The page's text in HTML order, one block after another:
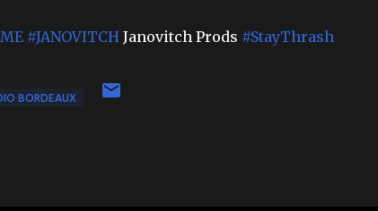
#JANOVITCHJanovitch Prods #StayThrash
BORDEAUX